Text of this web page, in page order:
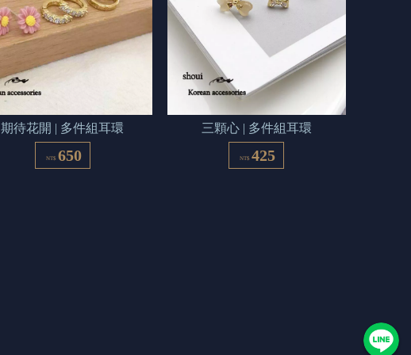
NT$ 650
期待花開 | 多件組耳環
NT$ 425
三顆心 | 多件組耳環